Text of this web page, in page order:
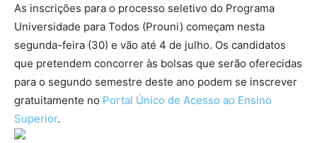
As inscrições para o processo seletivo do Programa
Universidade para Todos (Prouni) começam nesta
segunda-feira (30) e vão até 4 de julho. Os candidatos
que pretendem concorrer às bolsas que serão oferecidas
para o segundo semestre deste ano podem se inscrever
gratuitamente no Portal Único de Acesso ao Ensino
Superior.